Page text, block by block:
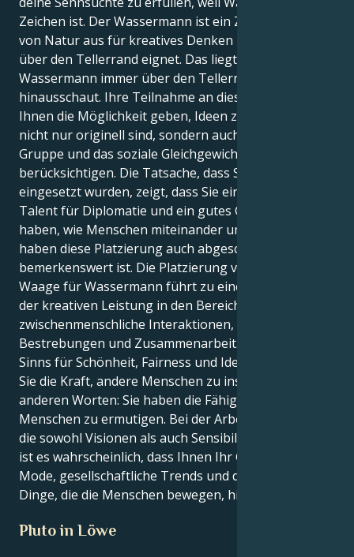
Zeichen ist. Der Wassermann ist ein Zeichen, das sich
von Natur aus für kreatives Denken und den Blick
über den Tellerrand eignet. Das liegt daran, dass der
Wassermann immer über den Tellerrand
hinausschaut. Ihre Teilnahme an dieser Position wird
Ihnen die Möglichkeit geben, Ideen zu entwickeln, die
nicht nur originell sind, sondern auch das Wohl der
Gruppe und das soziale Gleichgewicht in ihr
berücksichtigen. Die Tatsache, dass Sie hier
eingesetzt wurden, zeigt, dass Sie ein natürliches
Talent für Diplomatie und ein gutes Gespür dafür
haben, wie Menschen miteinander umgehen. Sie
haben diese Platzierung auch abgeschlossen, was
bemerkenswert ist. Die Platzierung von Neptun in
Waage für Wassermann führt zu einer Steigerung
der kreativen Leistung in den Bereichen
zwischenmenschliche Interaktionen, künstlerische
Bestrebungen und Zusammenarbeit. Aufgrund Ihres
Sinns für Schönheit, Fairness und Idealismus haben
Sie die Kraft, andere Menschen zu inspirieren. Mit
anderen Worten: Sie haben die Fähigkeit, andere
Menschen zu ermutigen. Bei der Arbeit an Projekten,
die sowohl Visionen als auch Sensibilität erfordern,
ist es wahrscheinlich, dass Ihnen Ihr Gespür für
Mode, gesellschaftliche Trends und die kleinen
Dinge, die die Menschen bewegen, hilfreich sein wird.
Pluto in Löwe